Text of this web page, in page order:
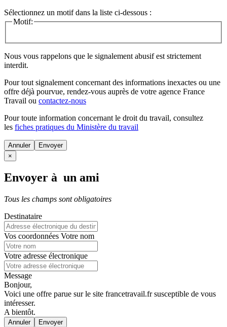
Sélectionnez un motif dans la liste ci-dessous :
Motif:
Nous vous rappelons que le signalement abusif est strictement
interdit.
Pour tout signalement concernant des informations inexactes ou une
offre déjà pourvue, rendez-vous auprès de votre agence France
Travail ou contactez-nous
Pour toute information concernant le droit du travail, consultez
les fiches pratiques du Ministère du travail
Annuler
×
Envoyer à un ami
Tous les champs sont obligatoires
Destinataire
Vos coordonnées Votre nom
Votre adresse électronique
Message
Bonjour,
Voici une offre parue sur le site francetravail.fr susceptible de vous
intéresser.
A bientôt.
Annuler